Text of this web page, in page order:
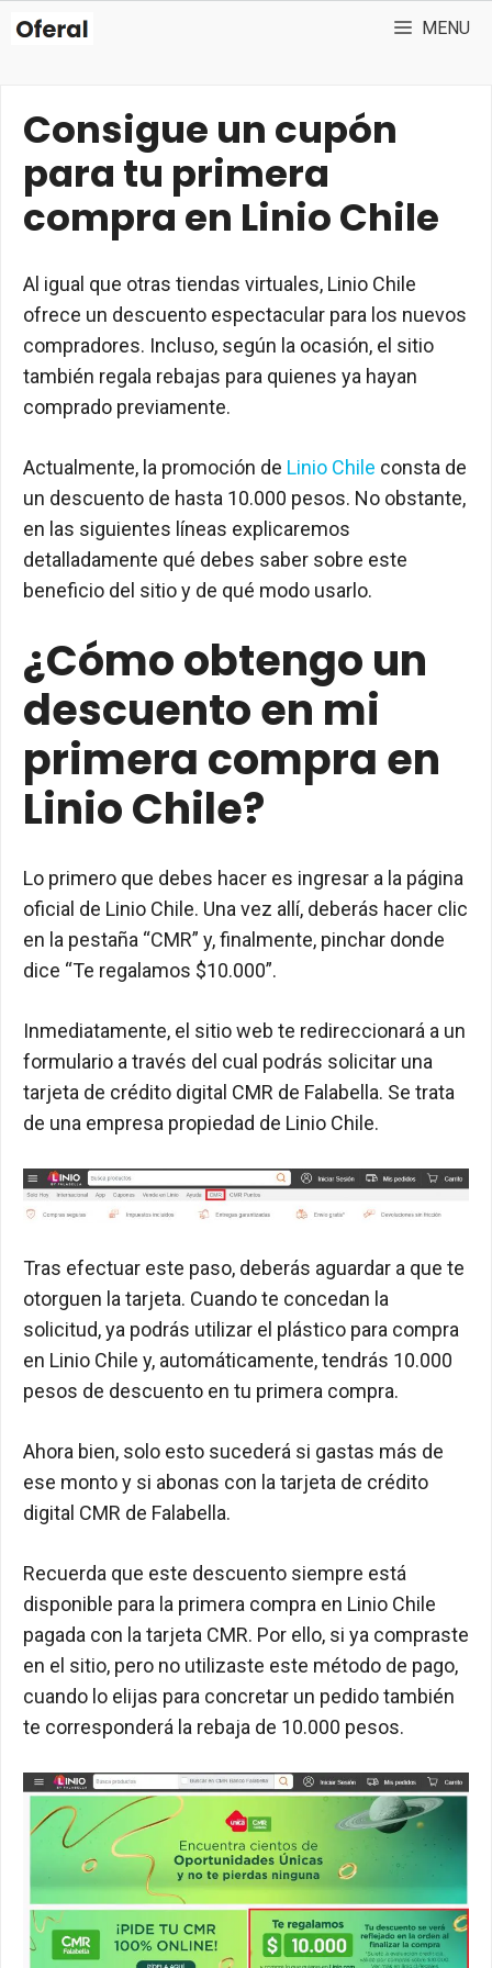
MENU
Consigue un cupón
para tu primera
compra en Linio Chile
Al igual que otras tiendas virtuales, Linio Chile
ofrece un descuento espectacular para los nuevos
compradores. Incluso, según la ocasión, el sitio
también regala rebajas para quienes ya hayan
comprado previamente.
Actualmente, la promoción de Linio Chile consta de
un descuento de hasta 10.000 pesos. No obstante,
en las siguientes líneas explicaremos
detalladamente qué debes saber sobre este
beneficio del sitio y de qué modo usarlo.
¿Cómo obtengo un
descuento en mi
primera compra en
Linio Chile?
Lo primero que debes hacer es ingresar a la página
oficial de Linio Chile. Una vez allí, deberás hacer clic
en la pestaña “CMR” y, finalmente, pinchar donde
dice “Te regalamos $10.000”.
Inmediatamente, el sitio web te redireccionará a un
formulario a través del cual podrás solicitar una
tarjeta de crédito digital CMR de Falabella. Se trata
de una empresa propiedad de Linio Chile.
Tras efectuar este paso, deberás aguardar a que te
otorguen la tarjeta. Cuando te concedan la
solicitud, ya podrás utilizar el plástico para compra
en Linio Chile y, automáticamente, tendrás 10.000
pesos de descuento en tu primera compra.
Ahora bien, solo esto sucederá si gastas más de
ese monto y si abonas con la tarjeta de crédito
digital CMR de Falabella.
Recuerda que este descuento siempre está
disponible para la primera compra en Linio Chile
pagada con la tarjeta CMR. Por ello, si ya compraste
en el sitio, pero no utilizaste este método de pago,
cuando lo elijas para concretar un pedido también
te corresponderá la rebaja de 10.000 pesos.